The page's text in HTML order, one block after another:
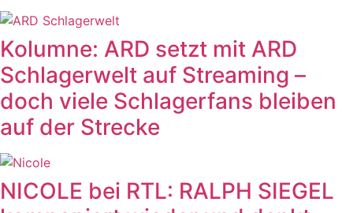
Kolumne: ARD setzt mit ARD
Schlagerwelt auf Streaming –
doch viele Schlagerfans bleiben
auf der Strecke
NICOLE bei RTL: RALPH SIEGEL